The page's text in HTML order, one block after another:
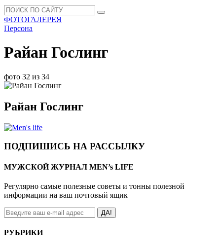
ФОТОГАЛЕРЕЯ
Персона
Райан Гослинг
фото 32 из 34
Райан Гослинг
ПОДПИШИСЬ НА РАССЫЛКУ
МУЖСКОЙ ЖУРНАЛ MEN’s LIFE
Регулярно самые полезные советы и тонны полезной
информации на ваш почтовый ящик
ДА!
РУБРИКИ